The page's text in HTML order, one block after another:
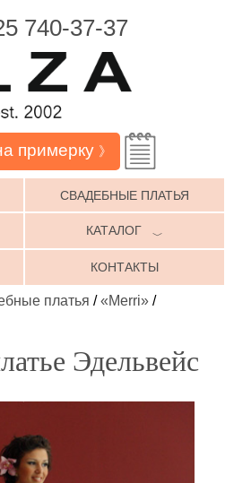
740-37-37
примерку 》
СВАДЕБНЫЕ ПЛАТЬЯ
КАТАЛОГ ﹀
КОНТАКТЫ
платья /«Merri» /
Эдельвейс